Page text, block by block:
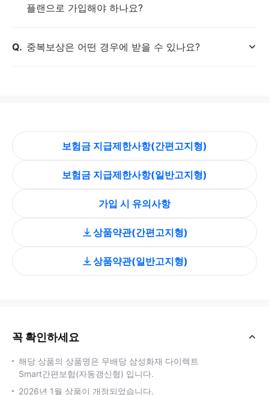
플랜으로 가입해야 하나요?
중복보상은 어떤 경우에 받을 수 있나요?
보험금 지급제한사항(간편고지형)
보험금 지급제한사항(일반고지형)
가입 시 유의사항
상품약관(간편고지형)
상품약관(일반고지형)
꼭 확인하세요
해당 상품의 상품명은 무배당 삼성화재 다이렉트
Smart간편보험(자동갱신형) 입니다.
2026년 1월 상품이 개정되었습니다.